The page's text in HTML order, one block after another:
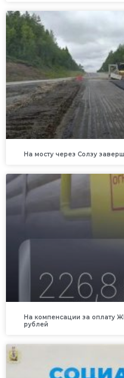
На мосту через Солзу
На компенсации за оплату
рублей